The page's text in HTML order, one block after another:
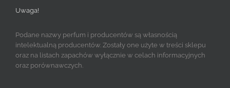
Uwaga!
Podane nazwy perfum i producentów są własnością
intelektualną producentów. Zostały one użyte w treści sklepu
oraz na listach zapachów wyłącznie w celach informacyjnych
oraz porównawczych.